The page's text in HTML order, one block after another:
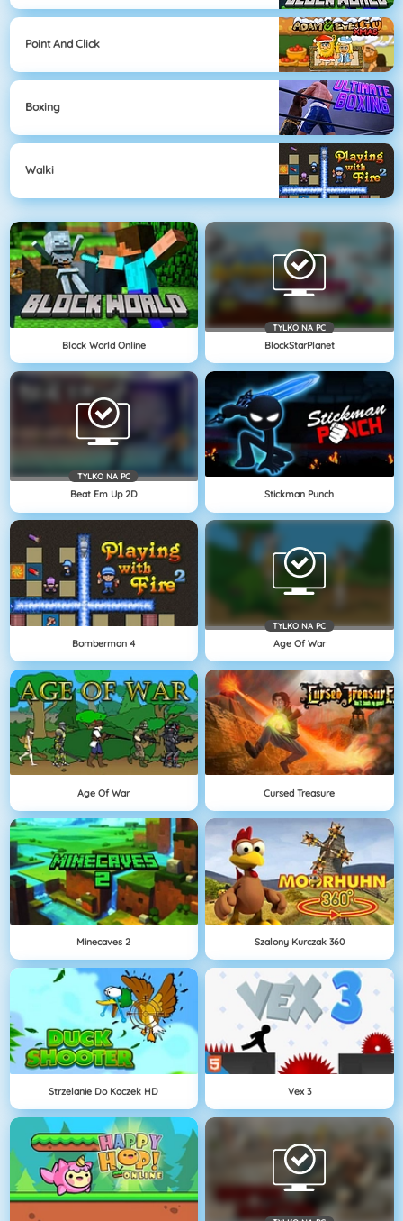
Point And Click
Boxing
Walki
Block World Online
TYLKO NA PC
BlockStarPlanet
TYLKO NA PC
Beat Em Up 2D Stickman Punch
Bomberman 4
TYLKO NA PC
Age Of War
Age Of War Cursed Treasure
Minecaves 2 Szalony Kurczak 360
Strzelanie Do Kaczek HD Vex 3